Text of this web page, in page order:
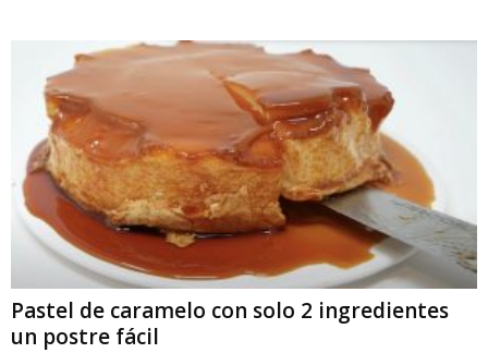
Pastel de caramelo con solo 2 ingredientes
un postre fácil